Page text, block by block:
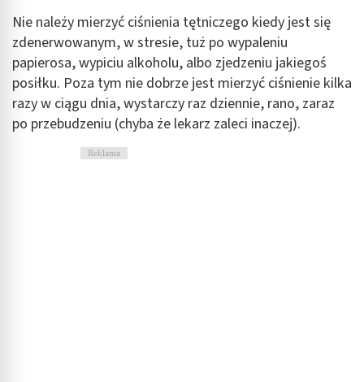
Nie należy mierzyć ciśnienia tętniczego kiedy jest się
zdenerwowanym, w stresie, tuż po wypaleniu
papierosa, wypiciu alkoholu, albo zjedzeniu jakiegoś
posiłku. Poza tym nie dobrze jest mierzyć ciśnienie kilka
razy w ciągu dnia, wystarczy raz dziennie, rano, zaraz
po przebudzeniu (chyba że lekarz zaleci inaczej).
Reklama
Reklama / śledzenie